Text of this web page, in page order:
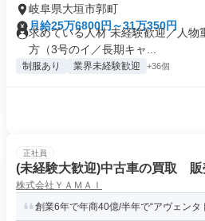
岐阜県大垣市郭町
月給25万6800円～31万350円
求めている人材 未経験歓迎／人
方（3号のイ／長期キャ...
制服あり 業界未経験歓迎 +36個
正社員
(未経験大歓迎)中古車の買取
株式会社ＹＡＭＡＩ
創業6年で年商40億/半年で“アヴェンタ